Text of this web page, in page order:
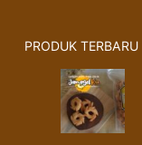
PRODUK TERBARU